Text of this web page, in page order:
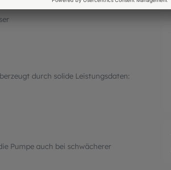
durch solide Leistungsdaten:
Pumpe auch bei schwächerer